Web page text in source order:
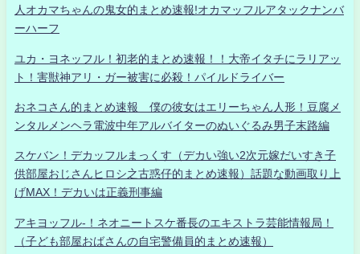
人オカマちゃんの鬼女的まとめ速報!オカマッフルアタックナンバ
ーハーフ
ユカ・ヨネッフル！初老的まとめ速報！！大帝イタチにラリアッ
ト！害獣神アリ・ガー被害に必殺！パイルドライバー
おネコさん的まとめ速報 僕の彼女はエリーちゃん人形！豆腐メ
ンタルメンヘラ電波中年アルバイターのぬいぐるみ男子末路編
スケバン！デカッフルまっくす（デカい強い2次元嫁だいすき子
供部屋おじさんヒロシ之古惑仔的まとめ速報）話題な動画取り上
げMAX！デカいは正義刑事編
アキヨッフル-！ネオニートスケ番長のエキストラ芸能情報局！
（子ども部屋おばさんの自宅警備員的まとめ速報）